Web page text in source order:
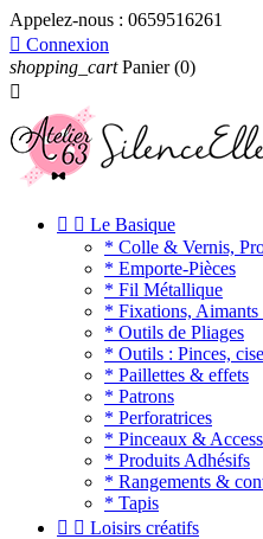
Appelez-nous : 0659516261
 Connexion
shopping_cart Panier (0)

  Le Basique
* Colle & Vernis,
* Emporte-Pièces
* Fil Métallique
* Fixations, Aimants
* Outils de Pliages
* Outils : Pinces,
* Paillettes & effets
* Patrons
* Perforatrices
* Pinceaux &
* Produits Adhésifs
* Rangements &
* Tapis
  Loisirs créatifs